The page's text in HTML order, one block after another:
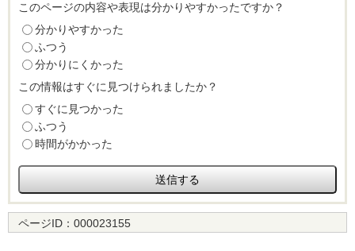
このページの内容や表現は分かりやすかったですか？
分かりやすかった
ふつう
分かりにくかった
この情報はすぐに見つけられましたか？
すぐに見つかった
ふつう
時間がかかった
ページID： 000023155